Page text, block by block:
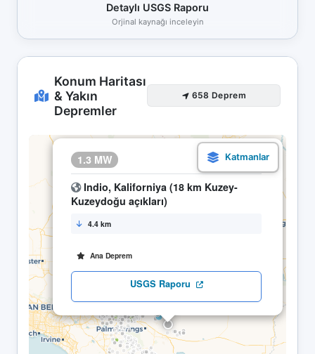
Detaylı USGS Raporu
Orjinal kaynağı inceleyin
Konum Haritası
& Yakın
Depremler
658 Deprem
1.3 MW 11.04 17:54
Indio, Kaliforniya (18 km Kuzey-
Kuzeydoğu açıkları)
4.4 km
Ana Deprem
USGS Raporu
×